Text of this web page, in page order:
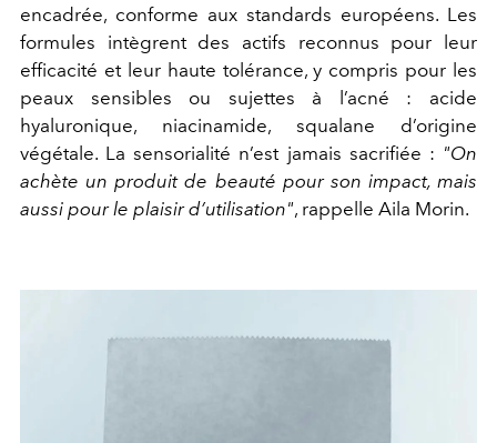
encadrée, conforme aux standards européens. Les
formules intègrent des actifs reconnus pour leur
efficacité et leur haute tolérance, y compris pour les
peaux sensibles ou sujettes à l’acné : acide
hyaluronique, niacinamide, squalane d’origine
végétale. La sensorialité n’est jamais sacrifiée : "On
achète un produit de beauté pour son impact, mais
aussi pour le plaisir d’utilisation", rappelle Aila Morin.